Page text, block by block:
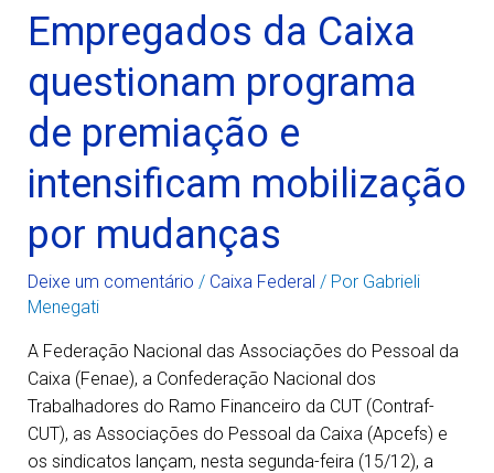
Empregados da Caixa
questionam programa
de premiação e
intensificam mobilização
por mudanças
Deixe um comentário / Caixa Federal / Por Gabrieli
Menegati
A Federação Nacional das Associações do Pessoal da
Caixa (Fenae), a Confederação Nacional dos
Trabalhadores do Ramo Financeiro da CUT (Contraf-
CUT), as Associações do Pessoal da Caixa (Apcefs) e
os sindicatos lançam, nesta segunda-feira (15/12), a